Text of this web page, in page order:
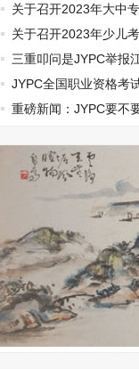
明垄断集团打压民营企
关于召开2023年大中
议的通知
关于召开2023年少儿
三重叩问是JYPC举报
无奈选择
JYPC全国职业资格考
资格认证的典范
重磅新闻：JYPC要不